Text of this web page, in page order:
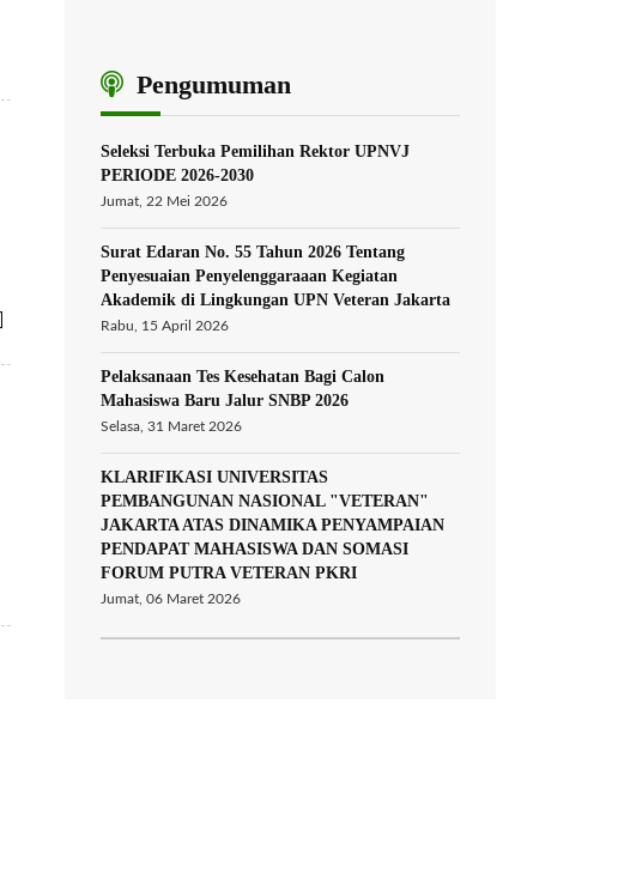
Pengumuman
Seleksi Terbuka Pemilihan Rektor UPNVJ
PERIODE 2026-2030
Jumat, 22 Mei 2026
Surat Edaran No. 55 Tahun 2026 Tentang
Penyesuaian Penyelenggaraaan Kegiatan
Akademik di Lingkungan UPN Veteran Jakarta
Rabu, 15 April 2026
Pelaksanaan Tes Kesehatan Bagi Calon
Mahasiswa Baru Jalur SNBP 2026
Selasa, 31 Maret 2026
KLARIFIKASI UNIVERSITAS
PEMBANGUNAN NASIONAL "VETERAN"
JAKARTA ATAS DINAMIKA PENYAMPAIAN
PENDAPAT MAHASISWA DAN SOMASI
FORUM PUTRA VETERAN PKRI
Jumat, 06 Maret 2026